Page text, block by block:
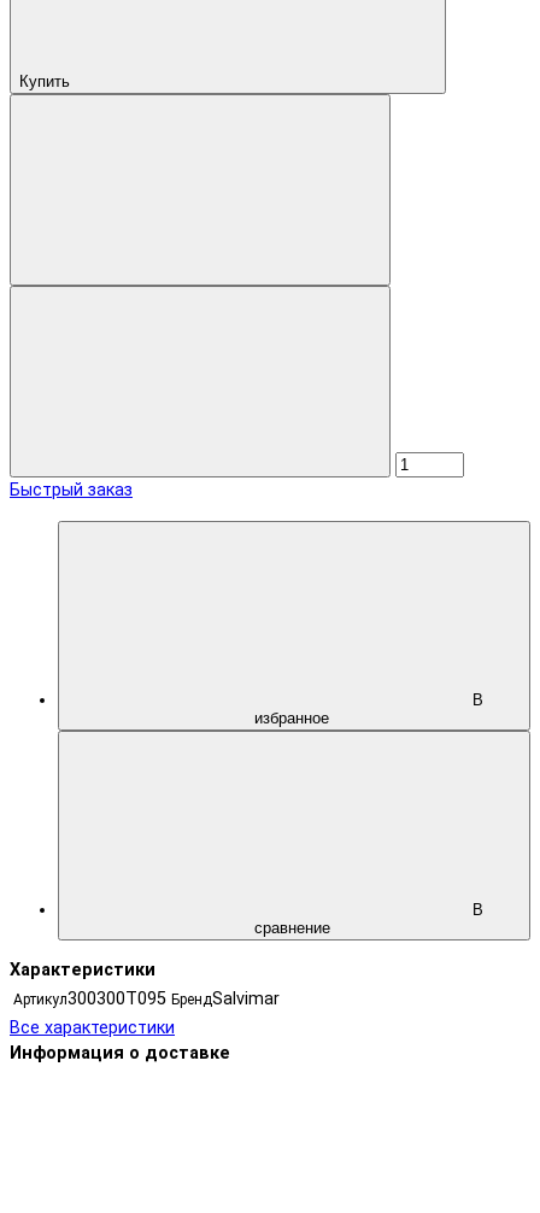
Купить
Быстрый заказ
В
избранное
В
сравнение
Характеристики
Артикул300300T095 БрендSalvimar
Все характеристики
Информация о доставке